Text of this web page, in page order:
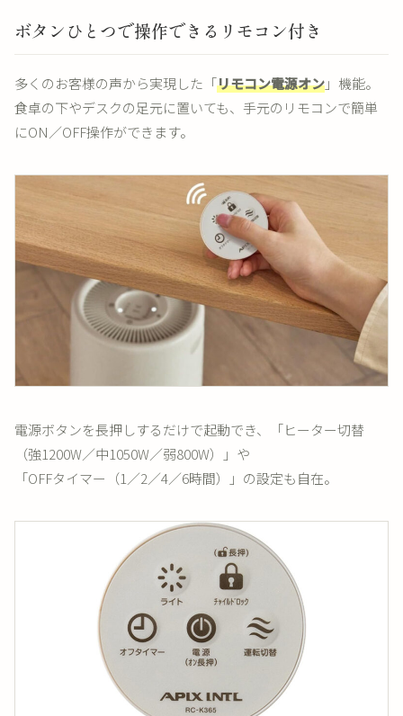
ボタンひとつで操作できるリモコン付き
多くのお客様の声から実現した「リモコン電源オン」機能。
食卓の下やデスクの足元に置いても、手元のリモコンで簡単
にON／OFF操作ができます。
電源ボタンを長押しするだけで起動でき、「ヒーター切替
（強1200W／中1050W／弱800W）」や
「OFFタイマー（1／2／4／6時間）」の設定も自在。